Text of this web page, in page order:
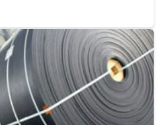
Все детали якоря за исключением
резьбы НКТ73 ГОСТ 633-80 с шагом
среды из затрубного пространства
Ø10мм. Характеристики: -
колонны…114, 146, 168; -
16058 мм, диаметр Ø89 мм; - масса
пропускной способности до 200 м3/